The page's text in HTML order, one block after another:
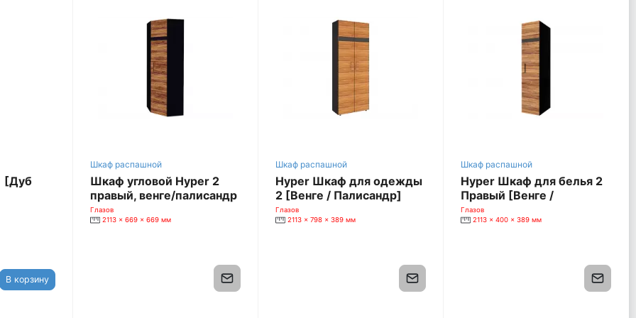
[Дуб
В корзину
Шкаф распашной
Шкаф угловой Hyper 2
правый, венге/палисандр
Глазов
2113 x 669 x 669 мм
Шкаф распашной
Hyper Шкаф для одежды
2 [Венге / Палисандр]
Глазов
2113 x 798 x 389 мм
Шкаф распашной
Hyper Шкаф для белья 2
Правый [Венге /
Палисандр]
Глазов
2113 x 400 x 389 мм